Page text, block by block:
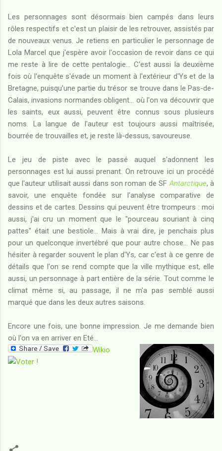
Les personnages sont désormais bien campés dans leurs
rôles respectifs et c'est un plaisir de les retrouver, assistés par
de nouveaux venus. Je retiens en particulier le personnage de
Lola Marcel que j'espère avoir l'occasion de revoir dans ce qui
me reste à lire de cette pentalogie... C'est aussi la deuxième
fois où l'enquête s'évade un moment à l'extérieur d'Ys et de la
Bretagne, puisqu'une partie du trésor se trouve dans le Pas-de-
Calais, invasions normandes obligent... où l'on va découvrir que
les saints, eux aussi, peuvent être connus sous plusieurs
noms. La langue de l'auteur est toujours aussi maîtrisée,
bourrée de trouvailles et, je reste là-dessus, savoureuse.
Le jeu de piste avec le passé auquel s'adonnent les
personnages est lui aussi prenant. On retrouve ici un procédé
que l'auteur utilisait aussi dans son roman de SFAntarctique, à
savoir, une enquête fondée sur l'analyse comparative de
dessins et de cartes. Dessins qui peuvent être trompeurs : moi
aussi, j'ai cru un moment que le "pourceau souriant à cinq
pattes" était une bestiole... Mais à vrai dire, je penchais plus
pour un quelconque invertébré que pour autre chose... Ne pas
hésiter à regarder souvent le plan d'Ys, car c'est à ce genre de
détails que l'on se rend compte que la ville mythique est, elle
aussi, un personnage à part entière de la série. Tout comme le
climat même si, au passage, il ne m'a pas semblé aussi
marqué que dans les deux autres saisons.
Encore une fois, une bonne impression. Je me demande bien
où l'on va en arriver en Eté...
Wikio